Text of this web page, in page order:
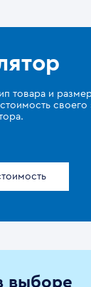
товара и
выборе